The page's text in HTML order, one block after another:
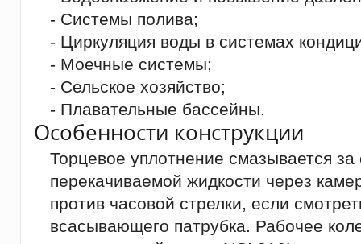
- Системы полива;
- Циркуляция воды в системах
- Моечные системы;
- Сельское хозяйство;
- Плавательные бассейны.
Особенности конструкции
Торцевое уплотнение смазывается за
перекачиваемой жидкости через
против часовой стрелки, если
всасывающего патрубка. Рабочее